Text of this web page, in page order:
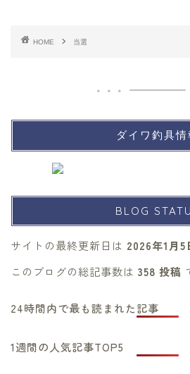
HOME 当選
ダイワ釣具情
BLOG
サイトの最終更新日は 2026年1月5
このブログの総記事数は 358 投稿
24時間内で最も読まれた記事
1週間の人気記事TOP5